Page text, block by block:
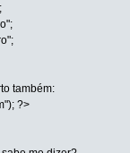
também:
?>